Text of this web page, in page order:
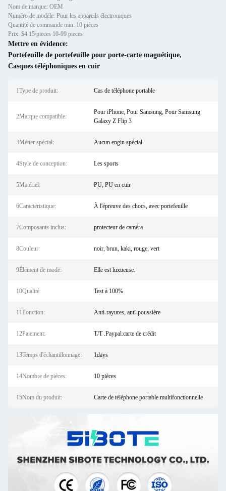
Nom de marque: OEM
Numéro de modèle: Pour les appareils électroniques
Quantité de commande min: 10 pièces
Prix: $4.15/pieces 10-99 pieces
Mettre en évidence:
Portefeuille de portefeuille pour porte-carte magnétique,
Casques téléphoniques en cuir
1Type de produit: Cas de téléphone portable
2Marque compatible:
Pour iPhone, Pour Samsung, Pour Samsung
Galaxy Z Flip 3
3Métier spécial: Aucun engin spécial
4Style de conception: Les sports
5Matériel: PU, PU en cuir
6Caractéristique: À l'épreuve des chocs, avec portefeuille
7Composants inclus: protecteur de caméra
8Couleur: noir, brun, kaki, rouge, vert
9Élément de mode: Elle est luxueuse.
10Qualité: Test à 100%
11Fonction: Anti-rayures, anti-poussière
12Paiement: T/T .Paypal.carte de crédit
13Temps d'échantillonnage: 1days
14Nombre de pièces: 10 pièces
15Nom du produit: Carte de téléphone portable multifonctionnelle